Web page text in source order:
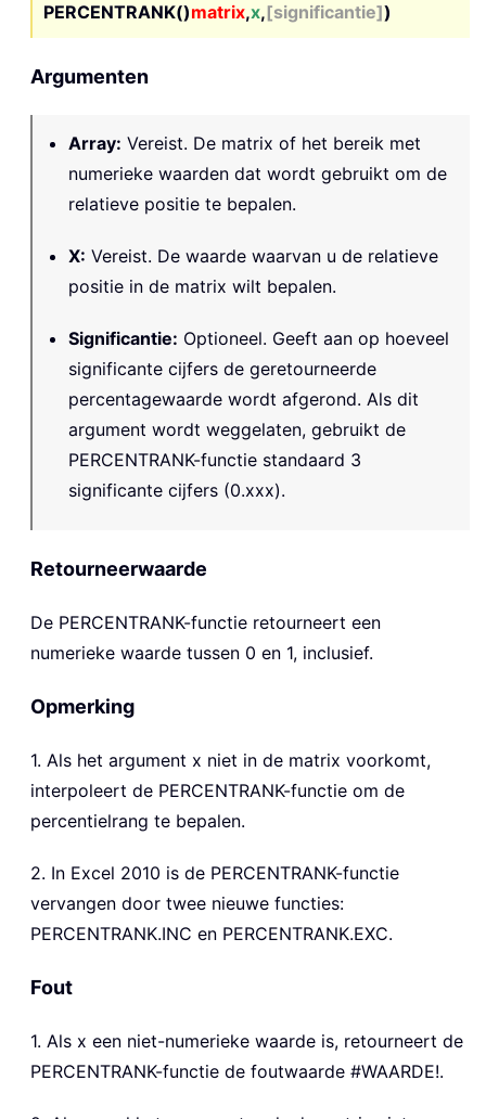
PERCENTRANK()matrix,x,[significantie])
Argumenten
Array: Vereist. De matrix of het bereik met
numerieke waarden dat wordt gebruikt om de
relatieve positie te bepalen.
X: Vereist. De waarde waarvan u de relatieve
positie in de matrix wilt bepalen.
Significantie: Optioneel. Geeft aan op hoeveel
significante cijfers de geretourneerde
percentagewaarde wordt afgerond. Als dit
argument wordt weggelaten, gebruikt de
PERCENTRANK-functie standaard 3
significante cijfers (0.xxx).
Retourneerwaarde
De PERCENTRANK-functie retourneert een
numerieke waarde tussen 0 en 1, inclusief.
Opmerking
1. Als het argument x niet in de matrix voorkomt,
interpoleert de PERCENTRANK-functie om de
percentielrang te bepalen.
2. In Excel 2010 is de PERCENTRANK-functie
vervangen door twee nieuwe functies:
PERCENTRANK.INC en PERCENTRANK.EXC.
Fout
1. Als x een niet-numerieke waarde is, retourneert de
PERCENTRANK-functie de foutwaarde #WAARDE!.